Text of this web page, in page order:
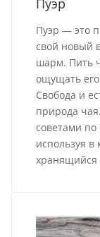
Пуэр
Пуэр — это
свой новый
шарм. Пить
ощущать
Свобода и
природа
советами
используя
хранящийся